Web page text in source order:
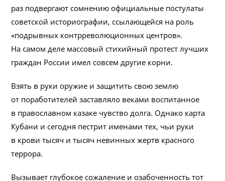
раз подвергают сомнению официальные постулаты
советской историографии, ссылающейся на роль
«подрывных контрреволюционных центров».
На самом деле массовый стихийный протест лучших
граждан России имел совсем другие корни.
Взять в руки оружие и защитить свою землю
от поработителей заставляло веками воспитанное
в православном казаке чувство долга. Однако карта
Кубани и сегодня пестрит именами тех, чьи руки
в крови тысяч и тысяч невинных жертв красного
террора.
Вызывает глубокое сожаление и озабоченность тот